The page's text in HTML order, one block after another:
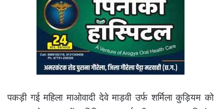
पकड़ी गई महिला माओवादी देवे माड़वी उर्फ शर्मिला कुड़ियम को